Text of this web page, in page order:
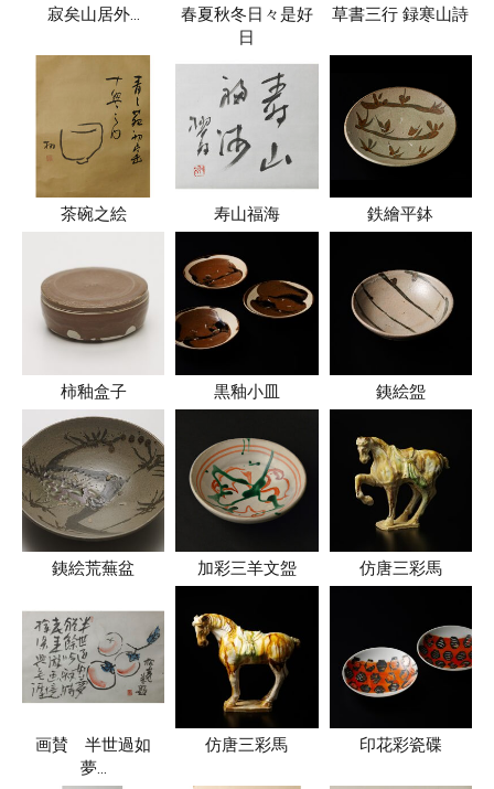
寂矣山居外…
春夏秋冬日々是好
日
草書三行 録寒山詩
茶碗之絵 寿山福海 鉄繪平鉢
柿釉盒子 黒釉小皿 銕絵盌
銕絵荒蕪盆 加彩三羊文盌 仿唐三彩馬
画賛 半世過如
夢…
仿唐三彩馬 印花彩瓷碟